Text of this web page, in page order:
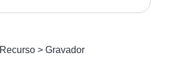
Recurso > Gravador